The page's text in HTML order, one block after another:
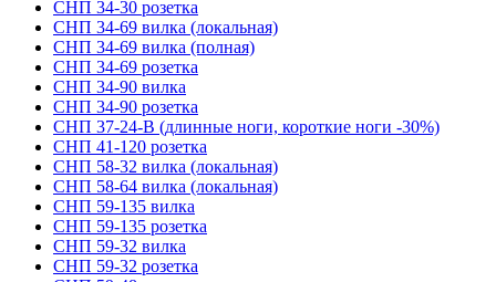
СНП 34-30 розетка
СНП 34-69 вилка (локальная)
СНП 34-69 вилка (полная)
СНП 34-69 розетка
СНП 34-90 вилка
СНП 34-90 розетка
СНП 37-24-В (длинные ноги, короткие ноги -30%)
СНП 41-120 розетка
СНП 58-32 вилка (локальная)
СНП 58-64 вилка (локальная)
СНП 59-135 вилка
СНП 59-135 розетка
СНП 59-32 вилка
СНП 59-32 розетка